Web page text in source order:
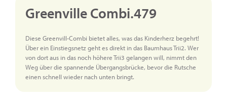
Greenville Combi.479
Diese Greenvill-Combi bietet alles, was das Kinderherz begehrt!
Über ein Einstiegsnetz geht es direkt in das Baumhaus Trii2. Wer
von dort aus in das noch höhere Trii3 gelangen will, nimmt den
Weg über die spannende Übergangsbrücke, bevor die Rutsche
einen schnell wieder nach unten bringt.